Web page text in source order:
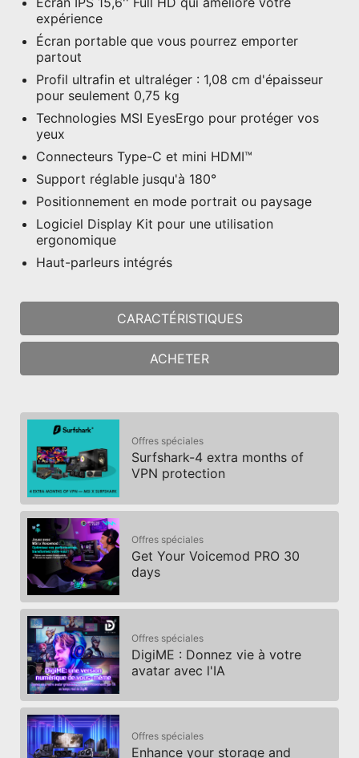
expérience
Écran portable que vous pourrez emporter
partout
Profil ultrafin et ultraléger : 1,08 cm d'épaisseur
pour seulement 0,75 kg
Technologies MSI EyesErgo pour protéger vos
yeux
Connecteurs Type-C et mini HDMI™
Support réglable jusqu'à 180°
Positionnement en mode portrait ou paysage
Logiciel Display Kit pour une utilisation
ergonomique
Haut-parleurs intégrés
CARACTÉRISTIQUES
ACHETER
Offres spéciales
Surfshark-4 extra months of
VPN protection
Offres spéciales
Get Your Voicemod PRO 30
days
Offres spéciales
DigiME : Donnez vie à votre
avatar avec l'IA
Offres spéciales
Enhance your storage and